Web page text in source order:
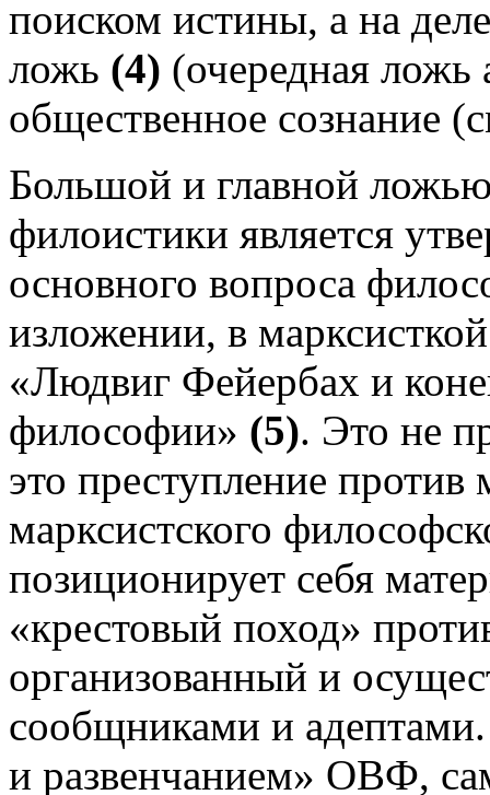
поиском истины, а на
ложь (4) (очередная ложь
общественное сознание
Большой и главной ложью
филоистики является
основного вопроса
изложении, в
«Людвиг Фейербах и
философии» (5). Это не
это преступление
марксистского
позиционирует себя
«крестовый поход»
организованный и
сообщниками и
и развенчанием» ОВФ,